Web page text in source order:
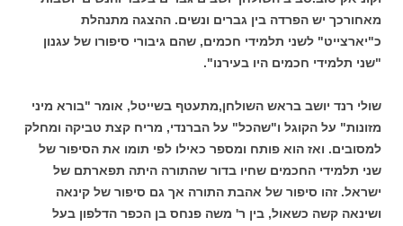
מאחורכך יש הפרדה בין גברים ונשים. ההצגה מתנהלת
כ"יארצייט" לשני תלמידי חכמים, שהם גיבורי סיפורו של עגנון
"שני תלמידי חכמים היו בעירנו".
שולי רנד יושב בראש השולחן,מתעטף בשייטל, אומר "בורא מיני
מזונות" על הקוגל ו"שהכל" על הברנדי, מריח קצת טביקה ומחלק
למסובים. ואז הוא פותח ומספר כאילו לפי תומו את הסיפור של
שני תלמידי החכמים שחיו בדור שהתורה היתה תפארתם של
ישראל. זהו סיפור של אהבת התורה אך גם סיפור של קינאה
ושינאה קשה כשאול, בין ר' משה פנחס בן הכפר הדלפון בעל